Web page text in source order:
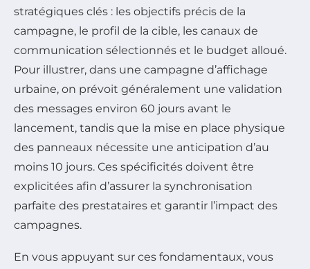
stratégiques clés : les objectifs précis de la
campagne, le profil de la cible, les canaux de
communication sélectionnés et le budget alloué.
Pour illustrer, dans une campagne d’affichage
urbaine, on prévoit généralement une validation
des messages environ 60 jours avant le
lancement, tandis que la mise en place physique
des panneaux nécessite une anticipation d’au
moins 10 jours. Ces spécificités doivent être
explicitées afin d’assurer la synchronisation
parfaite des prestataires et garantir l’impact des
campagnes.
En vous appuyant sur ces fondamentaux, vous